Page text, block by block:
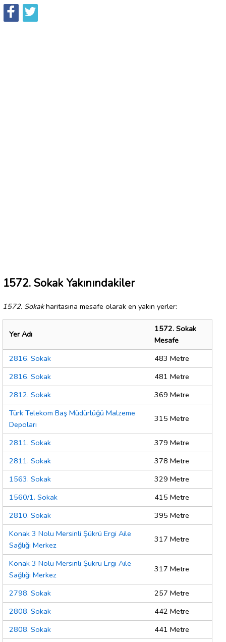
1572. Sokak Yakınındakiler
1572. Sokakharitasına mesafe olarak en yakın yerler:
Yer Adı
1572. Sokak
Mesafe
2816. Sokak
483 Metre
2816. Sokak
481 Metre
2812. Sokak
369 Metre
Türk Telekom Baş Müdürlüğü Malzeme
Depoları
315 Metre
2811. Sokak
379 Metre
2811. Sokak
378 Metre
1563. Sokak
329 Metre
1560/1. Sokak
415 Metre
2810. Sokak
395 Metre
Konak 3 Nolu Mersinli Şükrü Ergi Aile
Sağlığı Merkez
317 Metre
Konak 3 Nolu Mersinli Şükrü Ergi Aile
Sağlığı Merkez
317 Metre
2798. Sokak
257 Metre
2808. Sokak
442 Metre
2808. Sokak
441 Metre